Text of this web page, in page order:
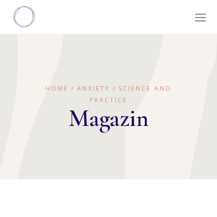
HOME ANXIETY
SCIENCE AND
PRACTICE
Magazin